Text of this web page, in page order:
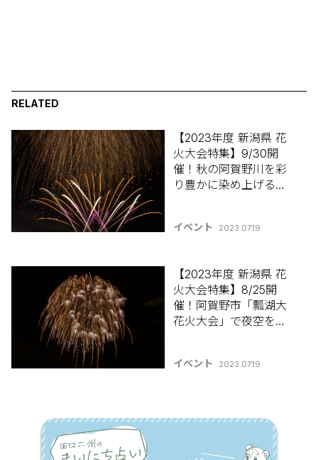
RELATED
【2023年度 新潟県 花
火大会特集】9/30開
催！秋の阿賀野川を彩
り豊かに染め上げる花
り2023」
イベント 2023.07.19
【2023年度 新潟県 花
火大会特集】8/25開
催！阿賀野市「瓢湖大
花火大会」で夜空を彩
イベント 2023.07.19